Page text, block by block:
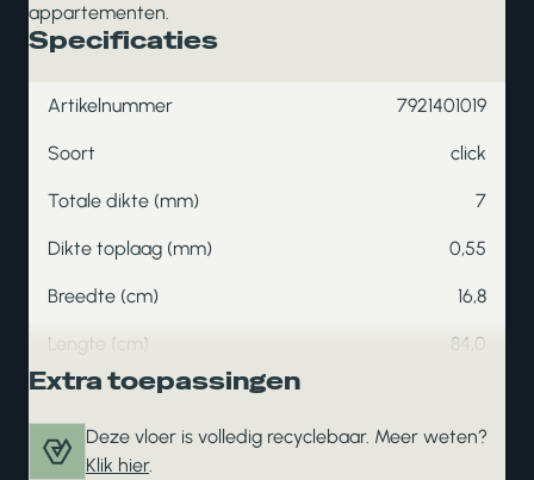
appartementen.
Specificaties
Artikelnummer 7921401019
Soort click
Totale dikte (mm) 7
Dikte toplaag (mm) 0,55
Breedte (cm) 16,8
Lengte (cm) 84,0
Extra toepassingen
Deze vloer is volledig recyclebaar. Meer weten?
Klik hier.